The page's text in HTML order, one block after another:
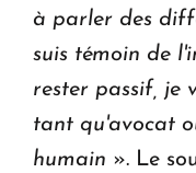
à parler des
suis témoin de
rester passif, je
tant qu'avocat
humain ». Le